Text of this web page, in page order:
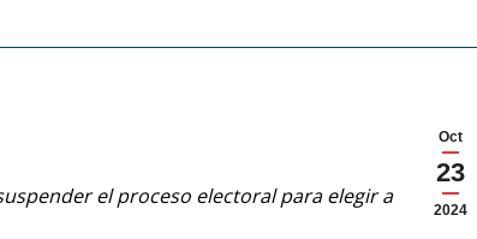
Oct
23
2024
el proceso electoral para elegir a